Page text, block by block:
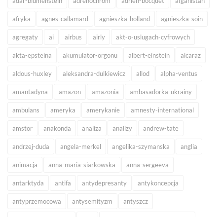
afryka agnes-callamard agnieszka-holland agnieszka-soin
agregaty ai airbus airly akt-o-uslugach-cyfrowych
akta-epsteina akumulator-orgonu albert-einstein alcaraz
aldous-huxley aleksandra-dulkiewicz allod alpha-ventus
amantadyna amazon amazonia ambasadorka-ukrainy
ambulans ameryka amerykanie amnesty-international
amstor anakonda analiza analizy andrew-tate
andrzej-duda angela-merkel angelika-szymanska anglia
animacja anna-maria-siarkowska anna-sergeeva
antarktyda antifa antydepresanty antykoncepcja
antyprzemocowa antysemityzm antyszcz